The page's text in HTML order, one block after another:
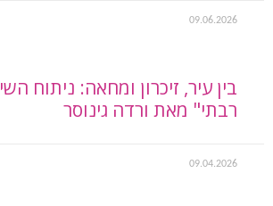
09.06.2026
בין עיר, זיכרון ומחאה: ניתוח
רבתי" מאת ורדה גינוסר
09.04.2026